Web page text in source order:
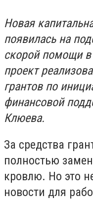
Новая
появилась на
скорой помощи
проект
грантов по
финансовой
Клюева.
За средства
полностью
кровлю. Но это
новости для